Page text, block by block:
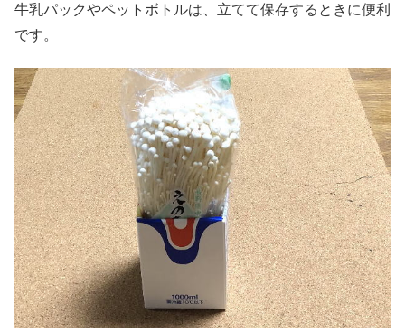
牛乳パックやペットボトルは、立てて保存するときに便利
です。